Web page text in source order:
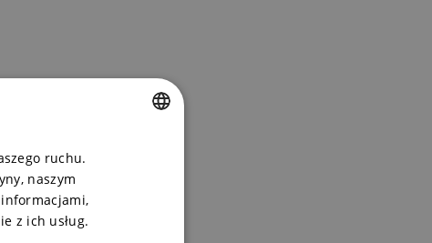
ruchu.
naszym
z ich usług.